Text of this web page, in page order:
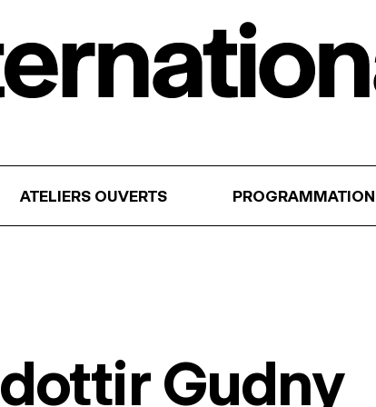
ATELIERS OUVERTS PROGRAMMATION
Gudny